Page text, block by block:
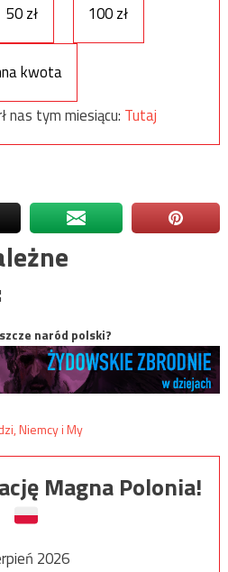
50 zł 100 zł
kwota
nas tym miesiącu: Tutaj
naród polski?
Magna Polonia!
2026